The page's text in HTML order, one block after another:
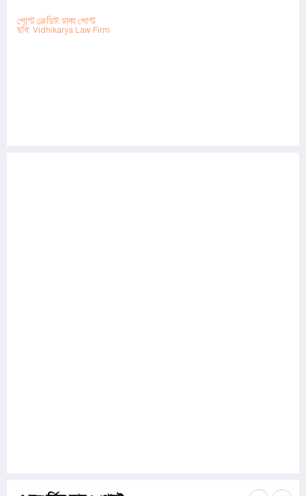
পোস্ট ক্রেডিট: ঢাকা পোস্ট
ছবি: Vidhikarya Law Firm